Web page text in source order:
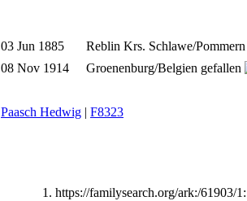
03 Jun 1885
Reblin Krs. Schlawe/
08 Nov 1914
Groenenburg/Belgien gefallen
Paasch Hedwig | F8323
https://familysearch.org/ark:/61903/